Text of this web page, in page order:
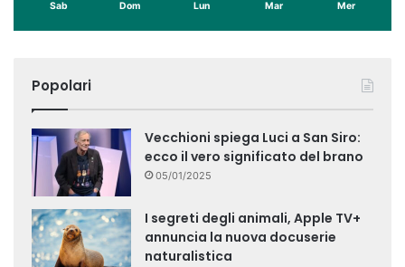
Sab Dom Lun Mar Mer
Popolari
Vecchioni spiega Luci a San Siro:
ecco il vero significato del brano
05/01/2025
I segreti degli animali, Apple TV+
annuncia la nuova docuserie
naturalistica